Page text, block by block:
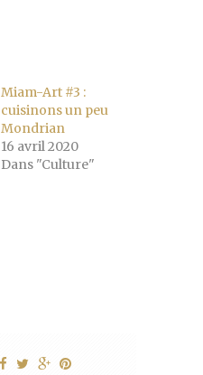
Miam-Art #3 :
cuisinons un peu
Mondrian
16 avril 2020
Dans "Culture"